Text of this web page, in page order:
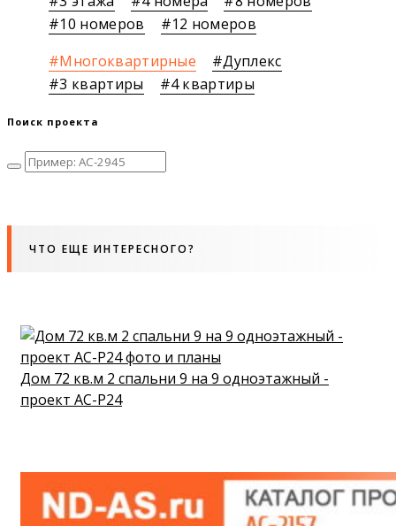
10 номеров
12 номеров
Многоквартирные
Дуплекс
3 квартиры
4 квартиры
Поиск проекта
ЧТО ЕЩЕ ИНТЕРЕСНОГО?
Дом 72 кв.м 2 спальни 9 на 9 одноэтажный -
проект АС-Р24